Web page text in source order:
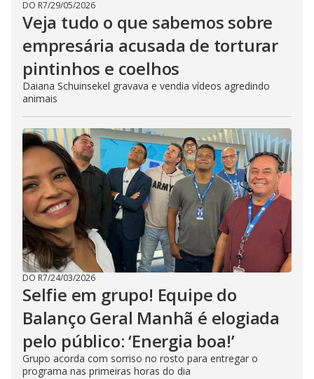
DO R7/29/05/2026
Veja tudo o que sabemos sobre
empresária acusada de torturar
pintinhos e coelhos
Daiana Schuinsekel gravava e vendia vídeos agredindo
animais
DO R7/24/03/2026
Selfie em grupo! Equipe do
Balanço Geral Manhã é elogiada
pelo público: ‘Energia boa!’
Grupo acorda com sorriso no rosto para entregar o
programa nas primeiras horas do dia